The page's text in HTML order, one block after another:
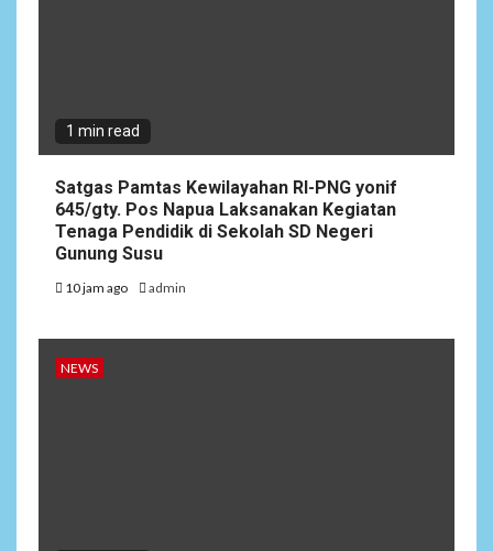
1 min read
Satgas Pamtas Kewilayahan RI-PNG yonif
645/gty. Pos Napua Laksanakan Kegiatan
Tenaga Pendidik di Sekolah SD Negeri
Gunung Susu
10 jam ago admin
NEWS